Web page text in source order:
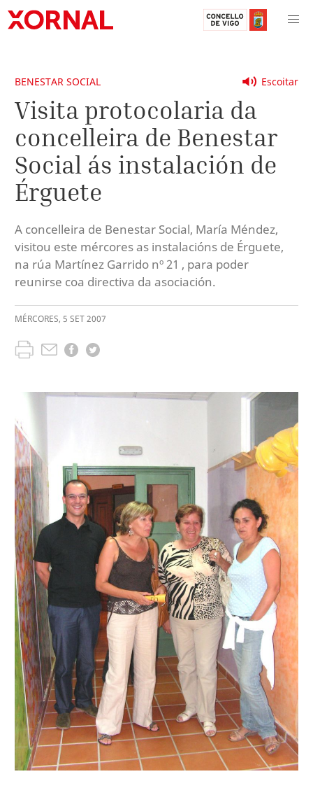
Escoitar
BENESTAR SOCIAL
Visita protocolaria da
concelleira de Benestar
Social ás instalación de
Érguete
A concelleira de Benestar Social, María Méndez,
visitou este mércores as instalacións de Érguete,
na rúa Martínez Garrido nº 21 , para poder
reunirse coa directiva da asociación.
MÉRCORES, 5 SET2007